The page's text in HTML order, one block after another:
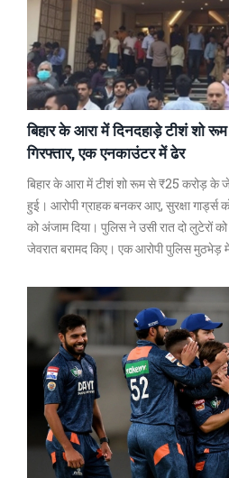
बिहार के आरा में दिनदहाड़े टीशं शो
गिरफ्तार, एक एनकाउंटर में ढेर
बिहार के आरा में टीशं शो रूम से ₹25 करोड़ के
हुई। आरोपी ग्राहक बनकर आए, सुरक्षा गार्ड्स
को अंजाम दिया। पुलिस ने उसी रात दो लुटेरों
जेवरात बरामद किए। एक आरोपी पुलिस मुठभेड़ में